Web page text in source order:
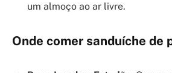
um almoço ao ar livre.
Onde comer sanduíche de